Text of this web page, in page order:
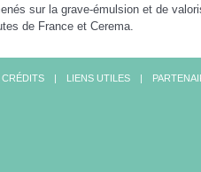
sur la grave-émulsion et de
de France et Cerema.
CRÉDITS LIENS UTILES